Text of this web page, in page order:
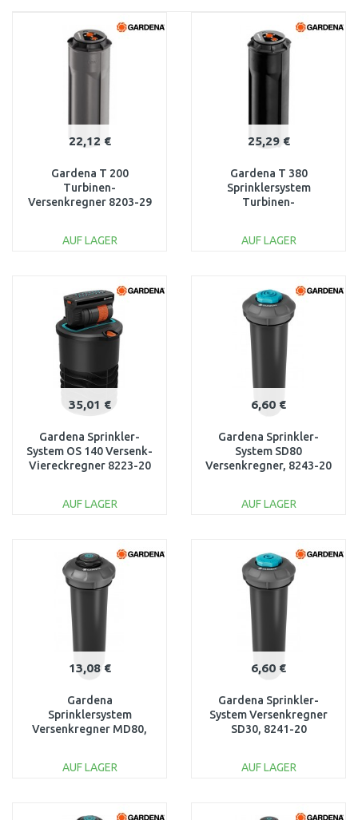
22,12 €
Gardena T 200
Turbinen-
Versenkregner 8203-29
AUF LAGER
Vergleichen
25,29 €
Gardena T 380
Sprinklersystem
Turbinen-
AUF LAGER
Vergleichen
35,01 €
Gardena Sprinkler-
System OS 140 Versenk-
Viereckregner 8223-20
AUF LAGER
Vergleichen
6,60 €
Gardena Sprinkler-
System SD80
Versenkregner, 8243-20
AUF LAGER
Vergleichen
13,08 €
Gardena
Sprinklersystem
Versenkregner MD80,
AUF LAGER
6,60 €
Gardena Sprinkler-
System Versenkregner
SD30, 8241-20
AUF LAGER